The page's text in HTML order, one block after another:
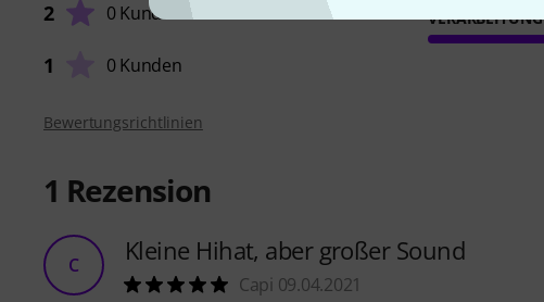
2 0 Kunden
1 0 Kunden
VERARBEITUNG
Bewertungsrichtlinien
1 Rezension
C Kleine Hihat, aber großer Sound
Capi 09.04.2021